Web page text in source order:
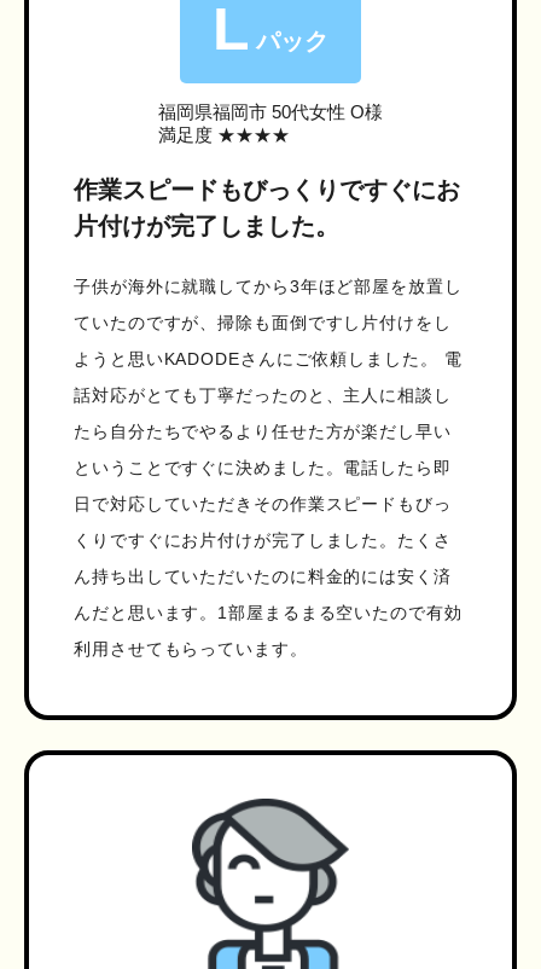
L パック
福岡県福岡市 50代女性 O様
満足度 ★★★★
作業スピードもびっくりですぐにお
片付けが完了しました。
子供が海外に就職してから3年ほど部屋を放置し
ていたのですが、掃除も面倒ですし片付けをし
ようと思いKADODEさんにご依頼しました。 電
話対応がとても丁寧だったのと、主人に相談し
たら自分たちでやるより任せた方が楽だし早い
ということですぐに決めました。電話したら即
日で対応していただきその作業スピードもびっ
くりですぐにお片付けが完了しました。たくさ
ん持ち出していただいたのに料金的には安く済
んだと思います。1部屋まるまる空いたので有効
利用させてもらっています。